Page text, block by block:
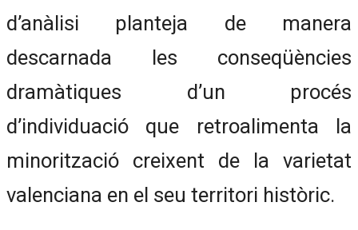
d’anàlisi planteja de manera
descarnada les conseqüències
dramàtiques d’un procés
d’individuació que retroalimenta la
minorització creixent de la varietat
valenciana en el seu territori històric.